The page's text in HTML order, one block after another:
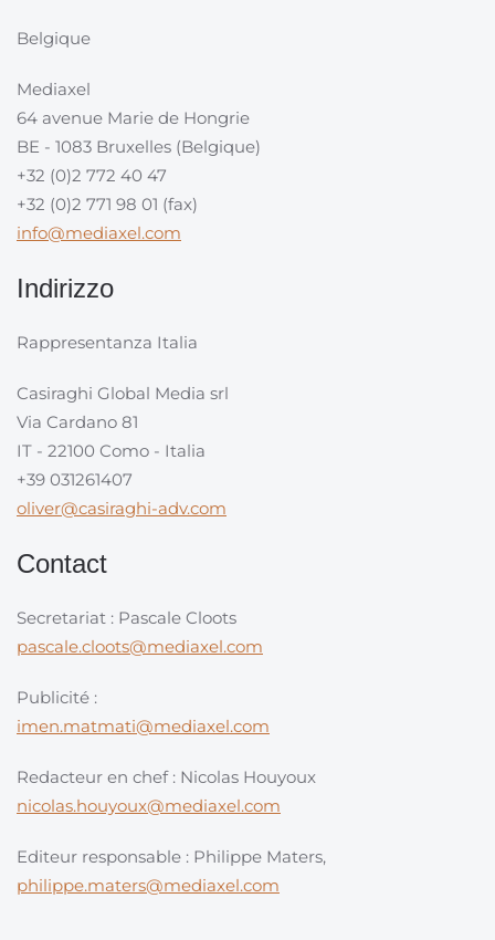
Belgique
Mediaxel
64 avenue Marie de Hongrie
BE - 1083 Bruxelles (Belgique)
+32 (0)2 772 40 47
+32 (0)2 771 98 01 (fax)
info@mediaxel.com
Indirizzo
Rappresentanza Italia
Casiraghi Global Media srl
Via Cardano 81
IT - 22100 Como - Italia
+39 031261407
oliver@casiraghi-adv.com
Contact
Secretariat : Pascale Cloots
pascale.cloots@mediaxel.com
Publicité :
imen.matmati@mediaxel.com
Redacteur en chef : Nicolas Houyoux
nicolas.houyoux@mediaxel.com
Editeur responsable : Philippe Maters,
philippe.maters@mediaxel.com